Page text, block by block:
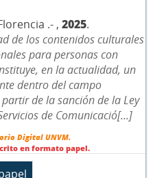
.- , 2025.
de los contenidos culturales
para personas con
en la actualidad, un
dentro del campo
de la sanción de la Ley
de Comunicació[...]
Digital UNVM.
en formato papel.